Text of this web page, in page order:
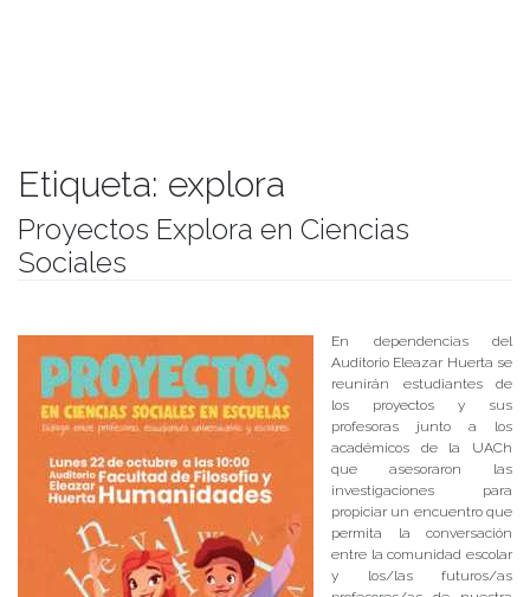
Etiqueta: explora
Proyectos Explora en Ciencias
Sociales
En dependencias del
Auditorio Eleazar Huerta se
reunirán estudiantes de
los proyectos y sus
profesoras junto a los
académicos de la UACh
que asesoraron las
investigaciones para
propiciar un encuentro que
permita la conversación
entre la comunidad escolar
y los/las futuros/as